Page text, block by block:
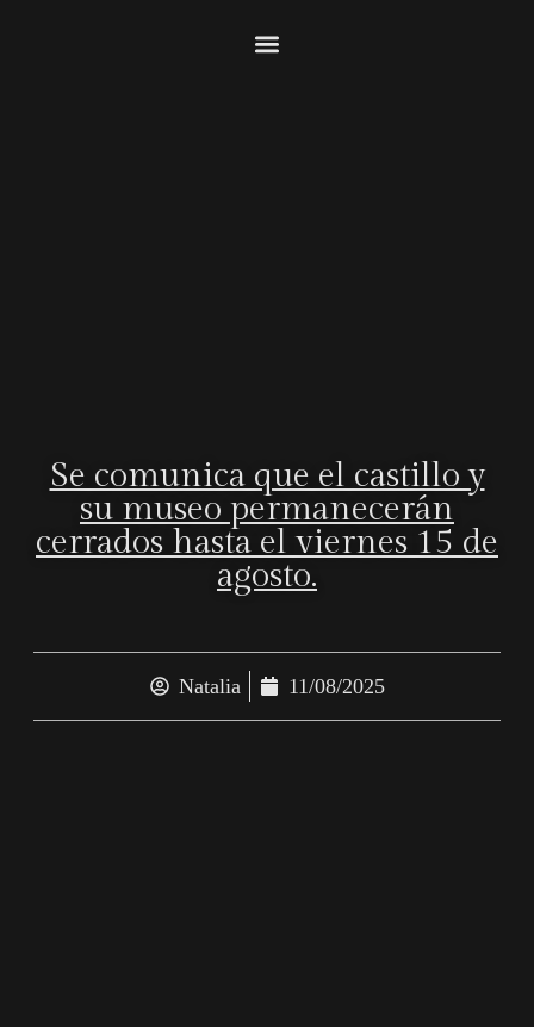
Se comunica que el castillo y
su museo permanecerán
cerrados hasta el viernes 15 de
agosto.
Natalia 11/08/2025